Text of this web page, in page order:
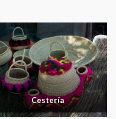
Cestería